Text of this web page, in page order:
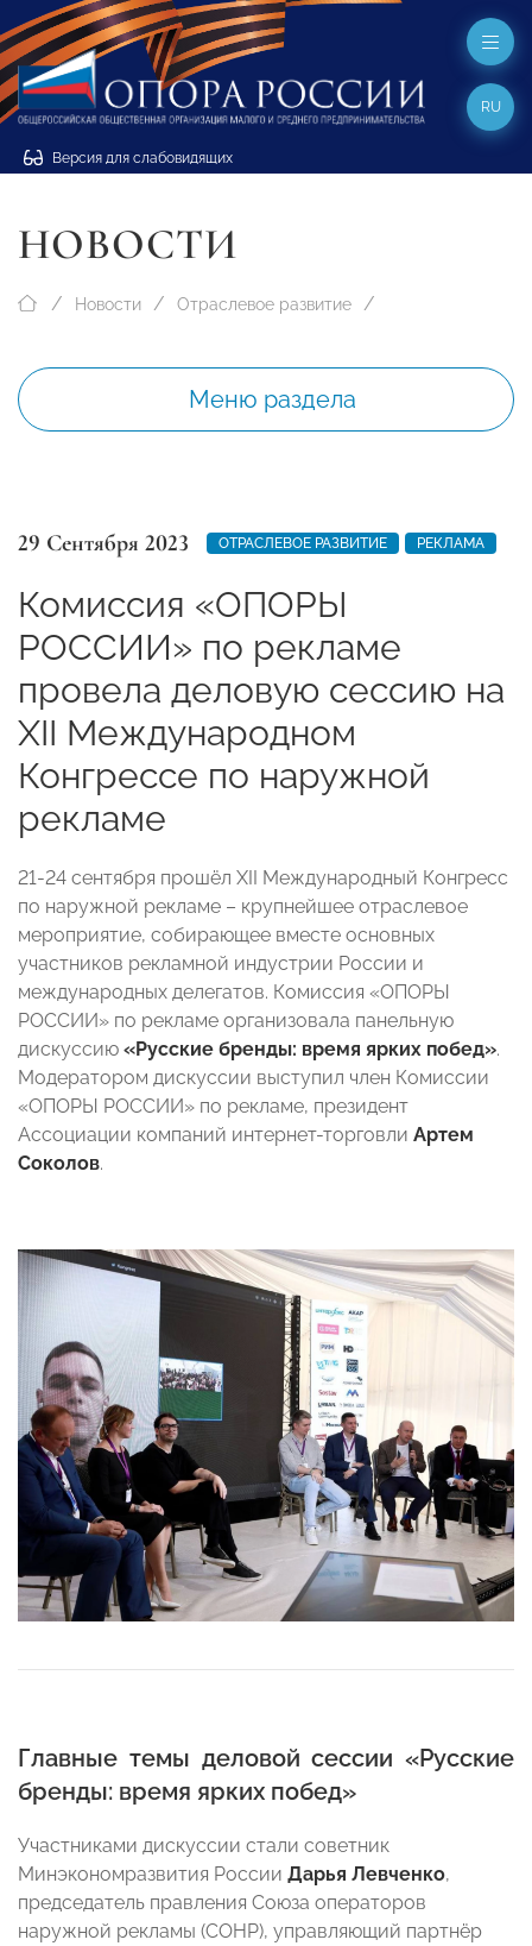
Версия для слабовидящих
RU
НОВОСТИ
Новости Отраслевое развитие
Меню раздела
29 Сентября 2023 ОТРАСЛЕВОЕ РАЗВИТИЕ РЕКЛАМА
Комиссия «ОПОРЫ
РОССИИ» по рекламе
провела деловую сессию на
XII Международном
Конгрессе по наружной
рекламе
21-24 сентября прошёл XII Международный Конгресс
по наружной рекламе – крупнейшее отраслевое
мероприятие, собирающее вместе основных
участников рекламной индустрии России и
международных делегатов. Комиссия «ОПОРЫ
РОССИИ» по рекламе организовала панельную
дискуссию «Русские бренды: время ярких побед».
Модератором дискуссии выступил член Комиссии
«ОПОРЫ РОССИИ» по рекламе, президент
Ассоциации компаний интернет-торговли Артем
Соколов.
Главные темы деловой сессии «Русские
бренды: время ярких побед»
Участниками дискуссии стали советник
Минэкономразвития России Дарья Левченко,
председатель правления Союза операторов
наружной рекламы (СОНР), управляющий партнёр